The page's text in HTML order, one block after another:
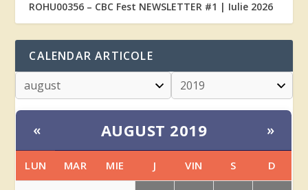
ROHU00356 – CBC Fest NEWSLETTER #1 | Iulie 2026
CALENDAR ARTICOLE
« AUGUST 2019 »
LUN MAR MIE J VIN S D